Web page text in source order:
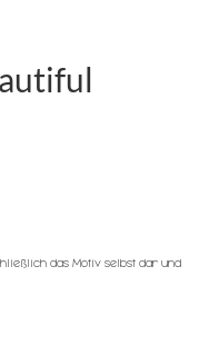
das Motiv selbst dar und